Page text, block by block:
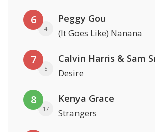
6
4
Peggy Gou
(It Goes Like) Nanana
7
5
Calvin Harris & Sam
Desire
8
17
Kenya Grace
Strangers